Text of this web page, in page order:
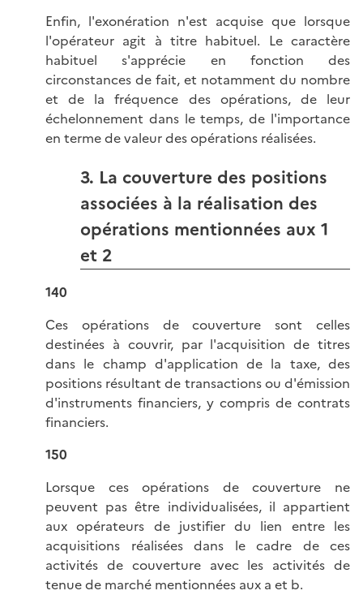
Enfin, l'exonération n'est acquise que lorsque
l'opérateur agit à titre habituel. Le caractère
habituel s'apprécie en fonction des
circonstances de fait, et notamment du nombre
et de la fréquence des opérations, de leur
échelonnement dans le temps, de l'importance
en terme de valeur des opérations réalisées.
3. La couverture des positions
associées à la réalisation des
opérations mentionnées aux 1
et 2
140
Ces opérations de couverture sont celles
destinées à couvrir, par l'acquisition de titres
dans le champ d'application de la taxe, des
positions résultant de transactions ou d'émission
d'instruments financiers, y compris de contrats
financiers.
150
Lorsque ces opérations de couverture ne
peuvent pas être individualisées, il appartient
aux opérateurs de justifier du lien entre les
acquisitions réalisées dans le cadre de ces
activités de couverture avec les activités de
tenue de marché mentionnées aux a et b.